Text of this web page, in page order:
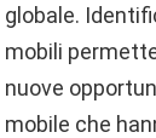
globale.
mobili
nuove
mobile che